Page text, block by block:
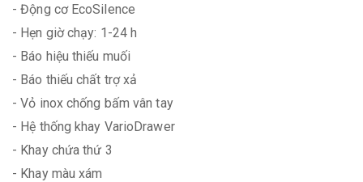
- Động cơ EcoSilence
- Hẹn giờ chạy: 1-24 h
- Báo hiệu thiếu muối
- Báo thiếu chất trợ xả
- Vỏ inox chống bấm vân tay
- Hệ thống khay VarioDrawer
- Khay chứa thứ 3
- Khay màu xám